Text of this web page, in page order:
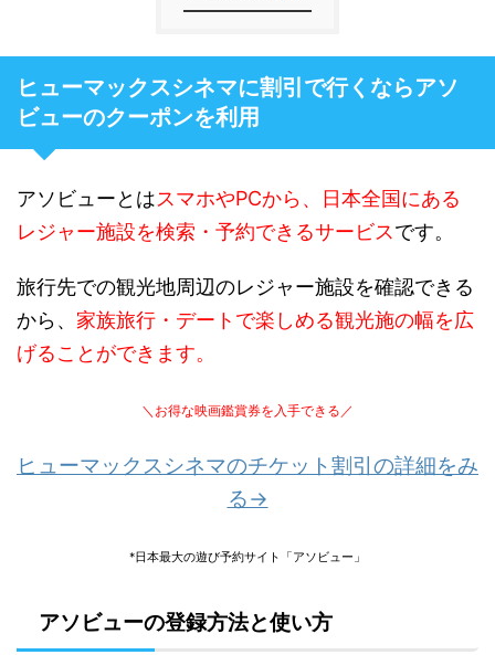
ヒューマックスシネマに割引で行くならアソ
ビューのクーポンを利用
アソビューとはスマホやPCから、日本全国にある
レジャー施設を検索・予約できるサービスです。
旅行先での観光地周辺のレジャー施設を確認できる
から、 家族旅行・デートで楽しめる観光施の幅を広
げることができます。
＼お得な映画鑑賞券を入手できる／
ヒューマックスシネマのチケット割引の詳細をみ
る→
*日本最大の遊び予約サイト「アソビュー」
アソビューの登録方法と使い方